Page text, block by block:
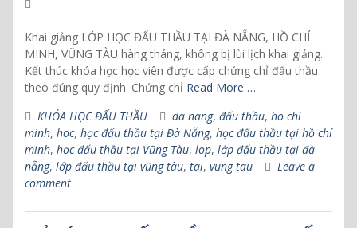
Khai giảng LỚP HỌC ĐẤU THẦU TẠI ĐÀ NẴNG, HỒ CHÍ
MINH, VŨNG TÀU hàng tháng, không bị lùi lịch khai giảng.
Kết thúc khóa học học viên được cấp chứng chỉ đấu thầu
theo đúng quy định. Chứng chỉ Read More …
KHÓA HỌC ĐẤU THẦU
da nang, đấu thầu, ho chi
minh, hoc, học đấu thầu tại Đà Nẵng, học đấu thầu tại hồ chí
minh, học đấu thầu tại Vũng Tàu, lop, lớp đấu thầu tại đà
nẵng, lớp đấu thầu tại vũng tàu, tai, vung tau
Leave a
comment